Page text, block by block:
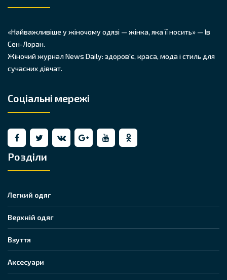
«Найважливіше у жіночому одязі — жінка, яка її носить» — Ів
Сен-Лоран.
Жіночий журнал News Daily: здоров'є, краса, мода і стиль для
сучасних дівчат.
Соціальні мережі
Розділи
Легкий одяг
Верхній одяг
Взуття
Аксесуари